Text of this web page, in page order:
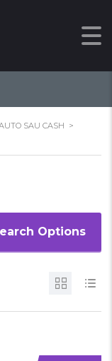
SAU CASH >
Options